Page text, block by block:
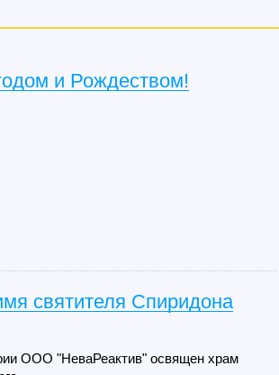
и Рождеством!
святителя Спиридона
ООО "НеваРеактив" освящен храм